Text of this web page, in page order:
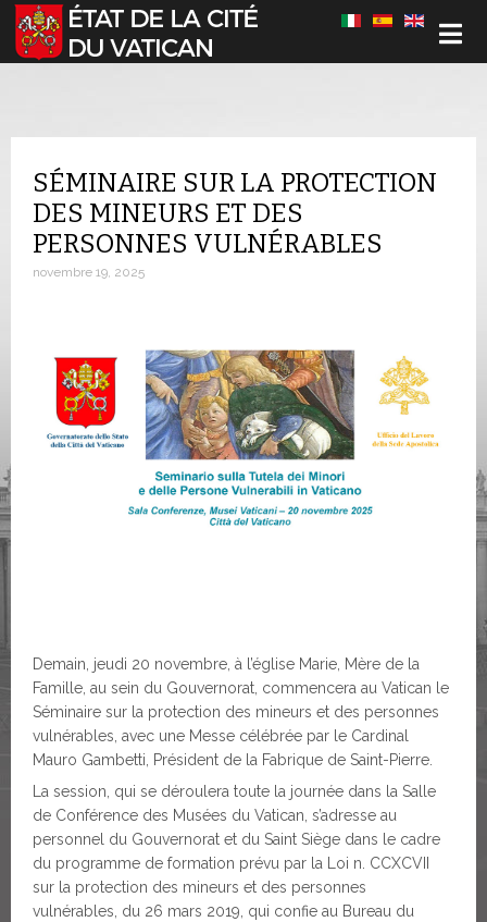
Sélectionnez votre langue
SÉMINAIRE SUR LA PROTECTION
DES MINEURS ET DES
PERSONNES VULNÉRABLES
novembre 19, 2025
Demain, jeudi 20 novembre, à l’église Marie, Mère de la
Famille, au sein du Gouvernorat, commencera au Vatican le
Séminaire sur la protection des mineurs et des personnes
vulnérables, avec une Messe célébrée par le Cardinal
Mauro Gambetti, Président de la Fabrique de Saint-Pierre.
La session, qui se déroulera toute la journée dans la Salle
de Conférence des Musées du Vatican, s’adresse au
personnel du Gouvernorat et du Saint Siège dans le cadre
du programme de formation prévu par la Loi n. CCXCVII
sur la protection des mineurs et des personnes
vulnérables, du 26 mars 2019, qui confie au Bureau du